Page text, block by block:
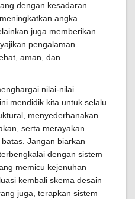
dengan kesadaran
angka
juga memberikan
pengalaman
aman, dan
nilai-nilai
mendidik kita untuk selalu
menyederhanakan
serta merayakan
Jangan biarkan
dengan sistem
memicu kejenuhan
kembali skema desain
juga, terapkan sistem